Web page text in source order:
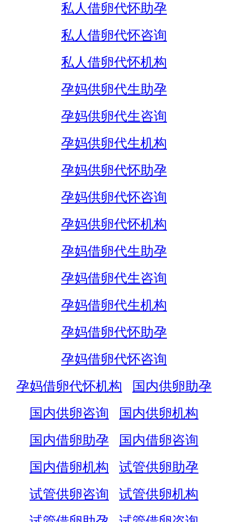
私人借卵代怀助孕
私人借卵代怀咨询
私人借卵代怀机构
孕妈供卵代生助孕
孕妈供卵代生咨询
孕妈供卵代生机构
孕妈供卵代怀助孕
孕妈供卵代怀咨询
孕妈供卵代怀机构
孕妈借卵代生助孕
孕妈借卵代生咨询
孕妈借卵代生机构
孕妈借卵代怀助孕
孕妈借卵代怀咨询
孕妈借卵代怀机构
国内供卵助孕
国内供卵咨询
国内供卵机构
国内借卵助孕
国内借卵咨询
国内借卵机构
试管供卵助孕
试管供卵咨询
试管供卵机构